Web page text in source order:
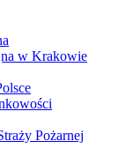
w Krakowie
Pożarnej